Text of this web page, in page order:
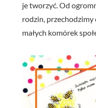
je tworzyć. Od
rodzin, przechodzimy
małych komórek